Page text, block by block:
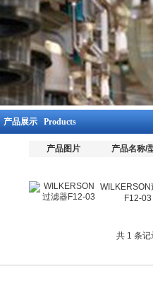
产品展示 Products
产品图片 产品名称/
WILKERSON
F12-03
共 1 条